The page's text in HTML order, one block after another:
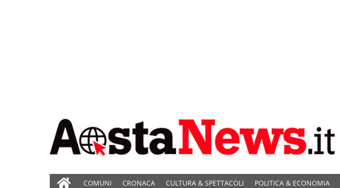
COMUNI CRONACA CULTURA & SPETTACOLI POLITICA & ECONOMIA